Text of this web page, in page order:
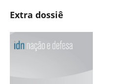
Extra dossiê